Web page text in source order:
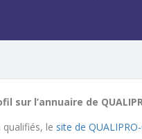
sur l’annuaire de
le site de